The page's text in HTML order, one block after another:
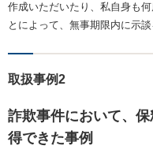
作成いただいたり、私自身も
とによって、無事期限内に示
取扱事例2
詐欺事件において、
得できた事例